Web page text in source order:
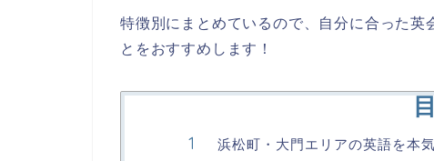
特徴別にまとめているので、自分に合った英
とをおすすめします！
浜松町・大門エリアの英語を本